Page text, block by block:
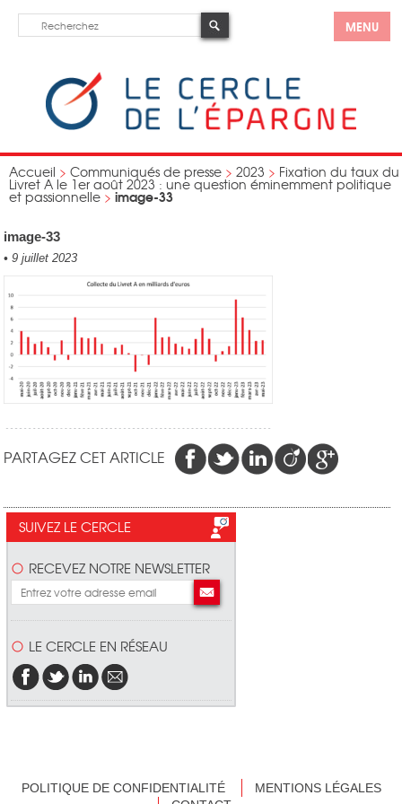
MENU
Accueil > Communiqués de presse > 2023 > Fixation du taux du
Livret A le 1er août 2023 : une question éminemment politique
et passionnelle > image-33
image-33
• 9 juillet 2023
PARTAGEZ CET ARTICLE
SUIVEZ LE CERCLE
RECEVEZ NOTRE NEWSLETTER
LE CERCLE EN RÉSEAU
POLITIQUE DE CONFIDENTIALITÉ
MENTIONS LÉGALES